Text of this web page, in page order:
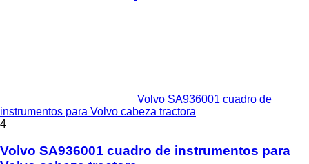
Volvo SA936001 cuadro de
instrumentos para Volvo cabeza tractora
4
Volvo SA936001 cuadro de instrumentos para